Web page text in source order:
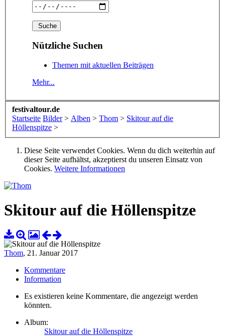
Nützliche Suchen
Themen mit aktuellen Beiträgen
Mehr...
festivaltour.de
Startseite Bilder > Alben > Thom > Skitour auf die
Höllenspitze >
Diese Seite verwendet Cookies. Wenn du dich weiterhin auf
dieser Seite aufhältst, akzeptierst du unseren Einsatz von
Cookies. Weitere Informationen
Skitour auf die Höllenspitze
Thom, 21. Januar 2017
Kommentare
Information
Es existieren keine Kommentare, die angezeigt werden
könnten.
Album:
Skitour auf die Höllenspitze